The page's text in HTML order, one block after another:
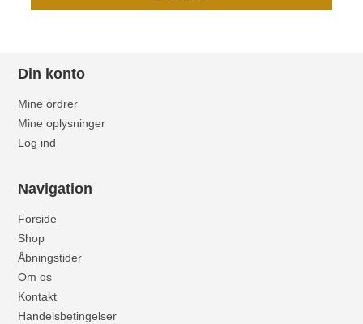
Din konto
Mine ordrer
Mine oplysninger
Log ind
Navigation
Forside
Shop
Åbningstider
Om os
Kontakt
Handelsbetingelser